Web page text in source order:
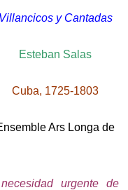
Villancicos y Cantadas
Esteban Salas
Cuba, 1725-1803
Ars Longa de
urgente de